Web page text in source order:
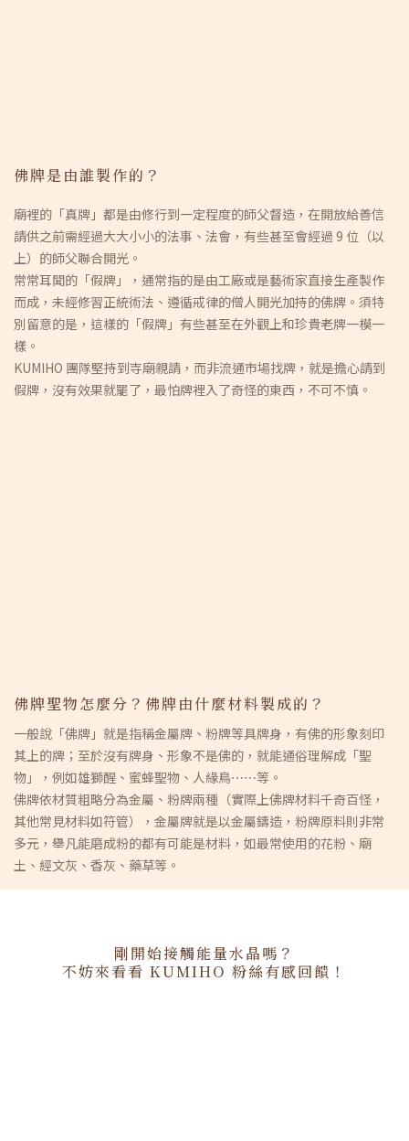
佛牌是由誰製作的？
廟裡的「真牌」都是由修行到一定程度的師父督造，在開放給善信
請供之前需經過大大小小的法事、法會，有些甚至會經過 9 位（以
上）的師父聯合開光。
常常耳聞的「假牌」，通常指的是由工廠或是藝術家直接生產製作
而成，未經修習正統術法、遵循戒律的僧人開光加持的佛牌。須特
別留意的是，這樣的「假牌」有些甚至在外觀上和珍貴老牌一模一
樣。
KUMIHO 團隊堅持到寺廟親請，而非流通市場找牌，就是擔心請到
假牌，沒有效果就罷了，最怕牌裡入了奇怪的東西，不可不慎。
佛牌聖物怎麼分？佛牌由什麼材料製成的？
一般說「佛牌」就是指稱金屬牌、粉牌等具牌身，有佛的形象刻印
其上的牌；至於沒有牌身、形象不是佛的，就能通俗理解成「聖
物」，例如雄獅醒、蜜蜂聖物、人緣鳥⋯⋯等。
佛牌依材質粗略分為金屬、粉牌兩種（實際上佛牌材料千奇百怪，
其他常見材料如符管），金屬牌就是以金屬鑄造，粉牌原料則非常
多元，舉凡能磨成粉的都有可能是材料，如最常使用的花粉、廟
土、經文灰、香灰、藥草等。
剛開始接觸能量水晶嗎？
不妨來看看 KUMIHO 粉絲有感回饋！